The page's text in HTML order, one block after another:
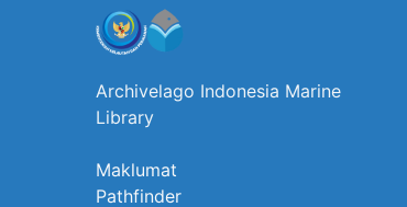
Archivelago Indonesia Marine
Library
Maklumat
Pathfinder